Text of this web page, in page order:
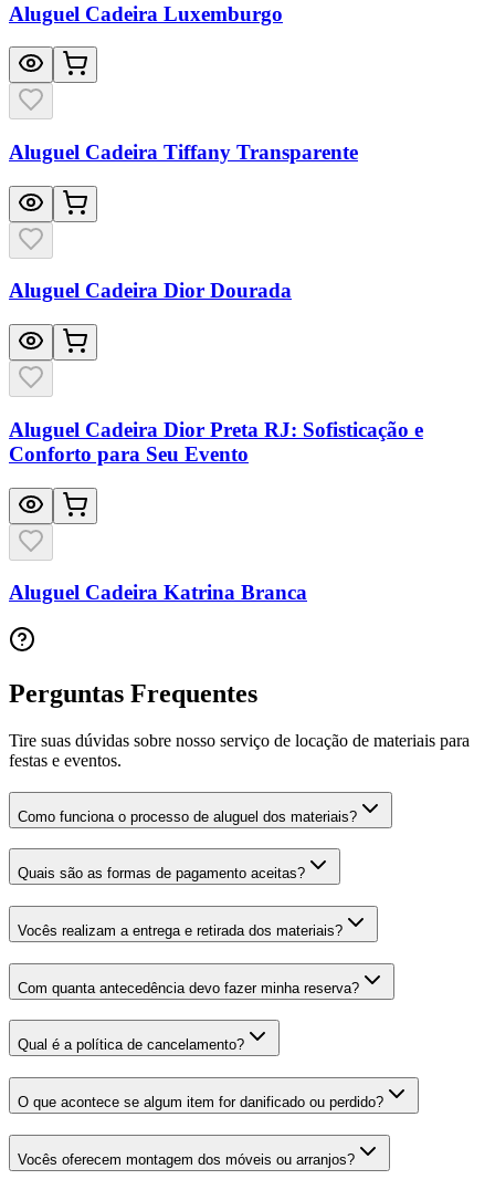
Aluguel Cadeira Luxemburgo
Aluguel Cadeira Tiffany Transparente
Aluguel Cadeira Dior Dourada
Aluguel Cadeira Dior Preta RJ: Sofisticação e
Conforto para Seu Evento
Aluguel Cadeira Katrina Branca
Perguntas Frequentes
Tire suas dúvidas sobre nosso serviço de locação de materiais para
festas e eventos.
Como funciona o processo de aluguel dos materiais?
Quais são as formas de pagamento aceitas?
Vocês realizam a entrega e retirada dos materiais?
Com quanta antecedência devo fazer minha reserva?
Qual é a política de cancelamento?
O que acontece se algum item for danificado ou perdido?
Vocês oferecem montagem dos móveis ou arranjos?